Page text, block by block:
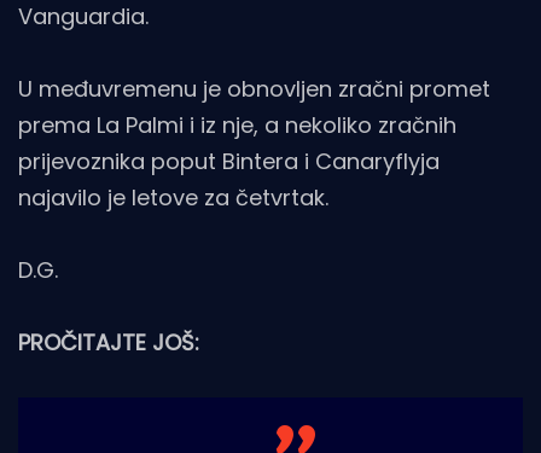
Vanguardia.
U međuvremenu je obnovljen zračni promet
prema La Palmi i iz nje, a nekoliko zračnih
prijevoznika poput Bintera i Canaryflyja
najavilo je letove za četvrtak.
D.G.
PROČITAJTE JOŠ: